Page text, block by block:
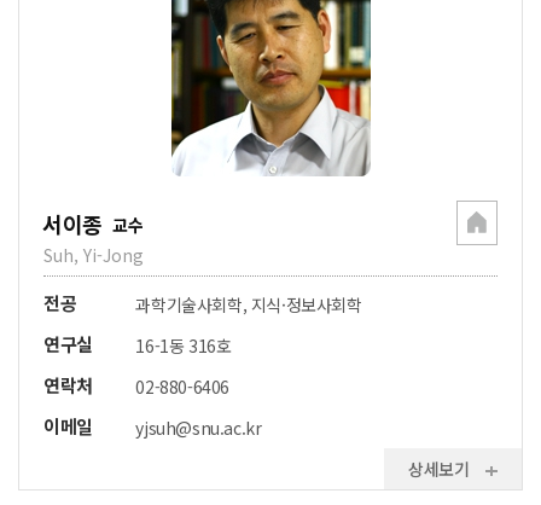
서이종 교수
Suh, Yi-Jong
전공 과학기술사회학, 지식·정보사회학
연구실 16-1동 316호
연락처 02-880-6406
이메일
yjsuh@snu.ac.kr
상세보기